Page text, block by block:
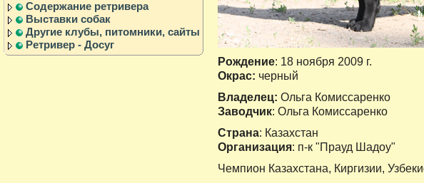
Рождение: 18 ноября 2009 г.
Окрас: черный
Владелец: Ольга Комиссаренко
Заводчик: Ольга Комиссаренко
Страна: Казахстан
Организация: п-к "Прауд Шадоу"
Чемпион Казахстана, Киргизии,
Содержание ретривера
Выставки собак
Другие клубы, питомники, сайты
Ретривер - Досуг